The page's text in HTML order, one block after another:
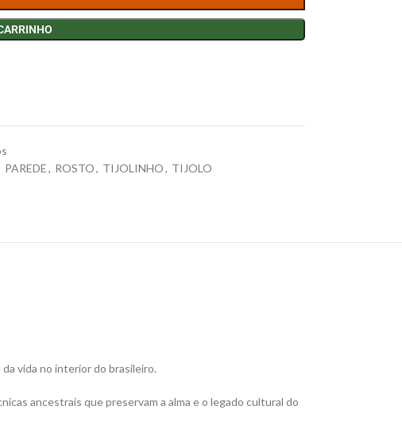
PAREDE, ROSTO, TIJOLINHO, TIJOLO
vida no interior do brasileiro.
ancestrais que preservam a alma e o legado cultural do